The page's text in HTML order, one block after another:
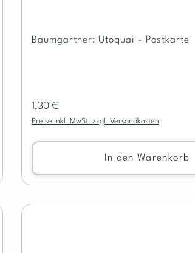
Baumgartner: Utoquai - Postkarte
Regulärer Preis:
1,30 €
Preise inkl. MwSt. zzgl. Versandkosten
In den Warenkorb